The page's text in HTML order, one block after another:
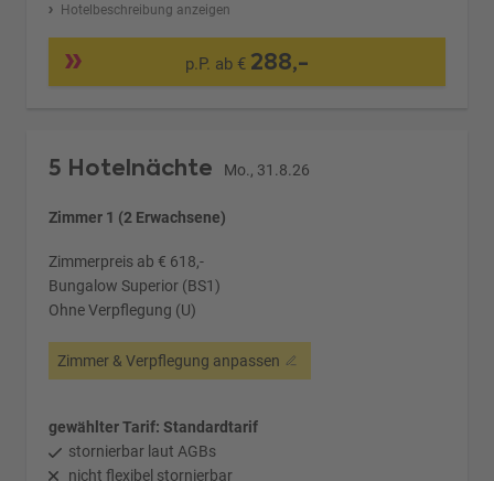
Hotelbeschreibung anzeigen
p.P. ab € 288,-
5 Hotelnächte Mo., 31.8.26
Zimmer 1 (2 Erwachsene)
Zimmerpreis ab € 618,-
Bungalow Superior (BS1)
Ohne Verpflegung (U)
Zimmer & Verpflegung anpassen
gewählter Tarif: Standardtarif
stornierbar laut AGBs
nicht flexibel stornierbar